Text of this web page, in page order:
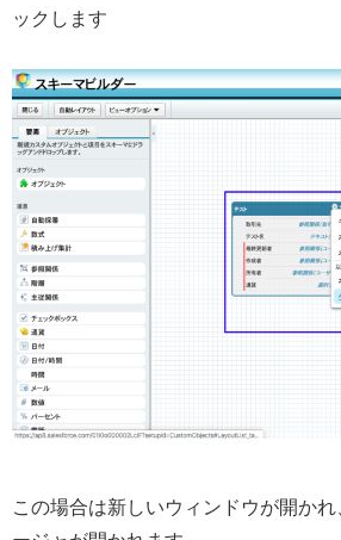
ックします
この場合は新しいウィンドウが開か